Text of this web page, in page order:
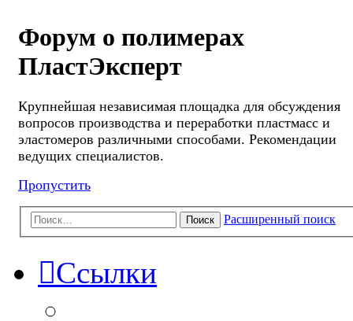
Форум о полимерах
ПластЭксперт
Крупнейшая независимая площадка для обсуждения
вопросов производства и переработки пластмасс и
эластомеров различными способами. Рекомендации
ведущих специалистов.
Пропустить
Поиск Расширенный поиск
Ссылки